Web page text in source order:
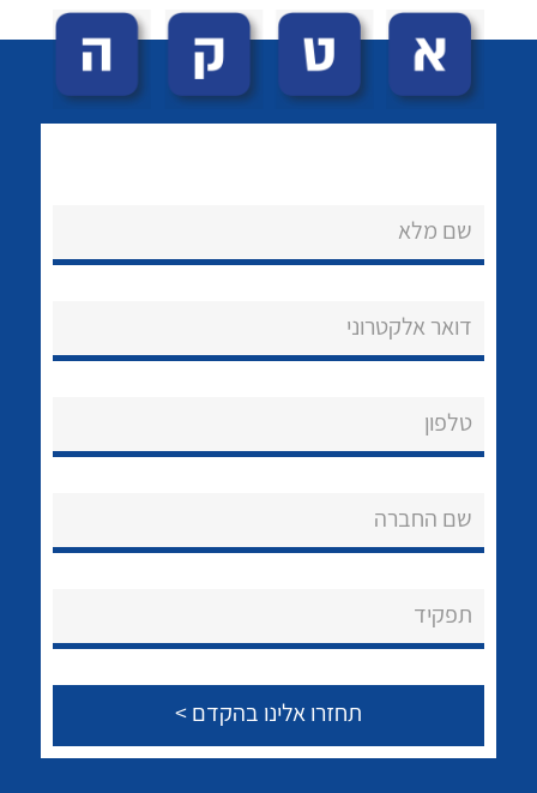
שירותי תמיכה
לכל מוצרי היצרן לכל מוצרי היצרן
לכל מוצרי היצרן לכל מוצרי היצרן
שם מלא
דואר אלקטרוני
טלפון
שם החברה
תפקיד